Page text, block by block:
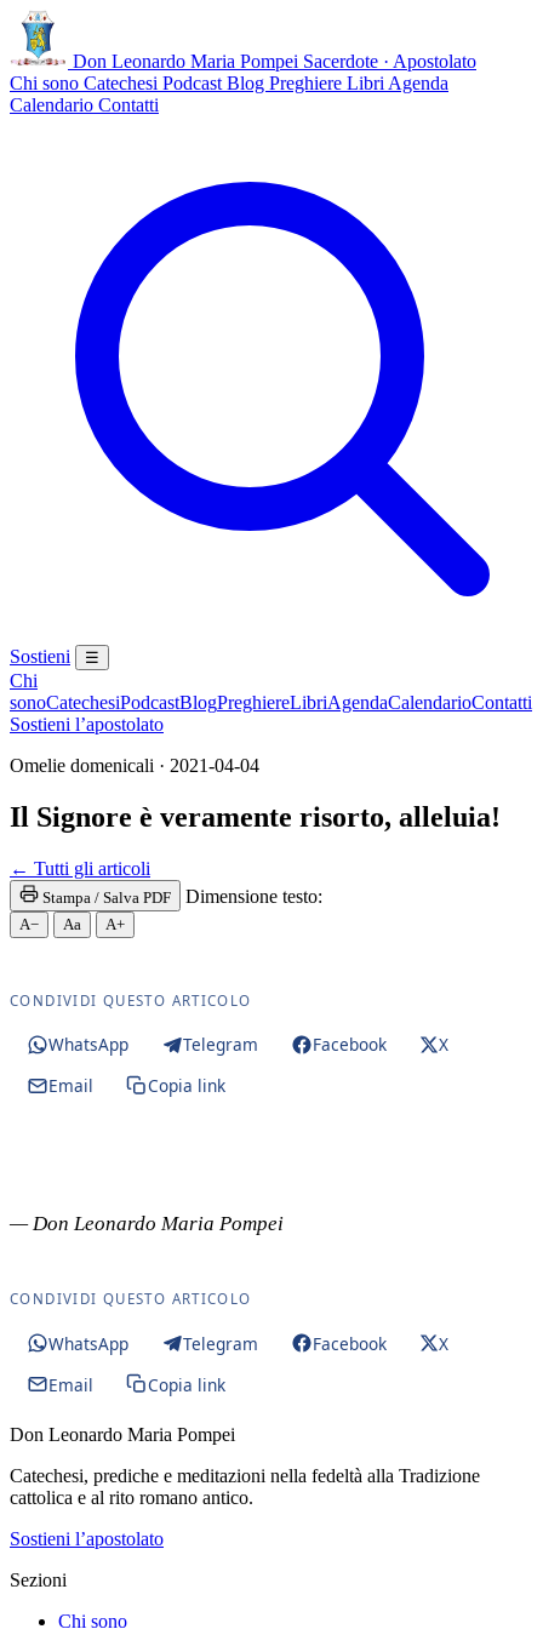
Don Leonardo Maria Pompei Sacerdote · Apostolato
Chi sono Catechesi Podcast Blog Preghiere Libri Agenda
Calendario Contatti
Sostieni ☰
Chi
sonoCatechesiPodcastBlogPreghiereLibriAgendaCalendarioContatti
Sostieni l’apostolato
Omelie domenicali · 2021-04-04
Il Signore è veramente risorto, alleluia!
← Tutti gli articoli
Stampa / Salva PDF Dimensione testo:
A− Aa A+
CONDIVIDI QUESTO ARTICOLO
WhatsApp Telegram Facebook
X
Email
Copia link
— Don Leonardo Maria Pompei
CONDIVIDI QUESTO ARTICOLO
WhatsApp Telegram Facebook
X
Email
Copia link
Don Leonardo Maria Pompei
Catechesi, prediche e meditazioni nella fedeltà alla Tradizione
cattolica e al rito romano antico.
Sostieni l’apostolato
Sezioni
Chi sono